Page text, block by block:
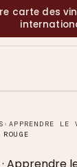
carte des
› APPRENDRE LE